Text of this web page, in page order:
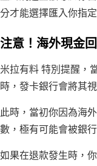
分才能選擇匯入你指
注意！海外現金
米拉有料 特別提醒，
時，發卡銀行會將其
此時，當初你因為海
數，極有可能會被銀
如果在退款發生時，